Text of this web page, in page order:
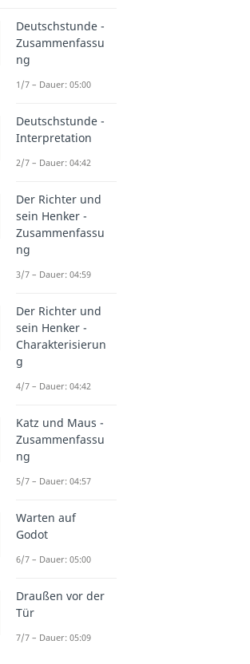
Deutschstunde -
Zusammenfassu
ng
1/7 – Dauer: 05:00
Deutschstunde -
Interpretation
2/7 – Dauer: 04:42
Der Richter und
sein Henker -
Zusammenfassu
ng
3/7 – Dauer: 04:59
Der Richter und
sein Henker -
Charakterisierun
g
4/7 – Dauer: 04:42
Katz und Maus -
Zusammenfassu
ng
5/7 – Dauer: 04:57
Warten auf
Godot
6/7 – Dauer: 05:00
Draußen vor der
Tür
7/7 – Dauer: 05:09